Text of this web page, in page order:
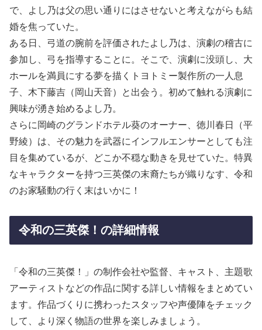
で、よし乃は父の思い通りにはさせないと考えながらも結
婚を焦っていた。
ある日、弓道の腕前を評価されたよし乃は、演劇の稽古に
参加し、弓を指導することに。そこで、演劇に没頭し、大
ホールを満員にする夢を描くトヨトミー製作所の一人息
子、木下藤吉（岡山天音）と出会う。初めて触れる演劇に
興味が湧き始めるよし乃。
さらに岡崎のグランドホテル葵のオーナー、徳川春日（平
野綾）は、その魅力を武器にインフルエンサーとしても注
目を集めているが、どこか不穏な動きを見せていた。特異
なキャラクターを持つ三英傑の末裔たちが織りなす、令和
のお家騒動の行く末はいかに！
令和の三英傑！の詳細情報
「令和の三英傑！」の制作会社や監督、キャスト、主題歌
アーティストなどの作品に関する詳しい情報をまとめてい
ます。作品づくりに携わったスタッフや声優陣をチェック
して、より深く物語の世界を楽しみましょう。